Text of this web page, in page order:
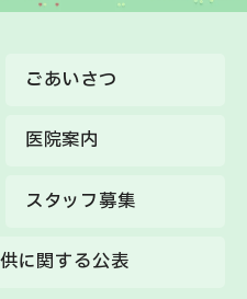
ごあいさつ
医院案内
スタッフ募集
に関する公表